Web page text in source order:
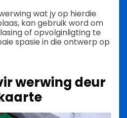
wat jy op hierdie
kan gebruik word om
of opvolginligting te
spasie in die ontwerp op
werwing deur